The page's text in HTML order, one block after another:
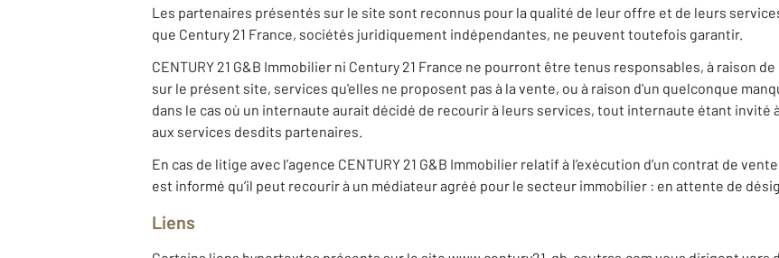
Les partenaires présentés sur le site sont reconnus pour la qualité de leur offre et de leurs
que Century 21 France, sociétés juridiquement indépendantes, ne peuvent toutefois garantir.
CENTURY 21 G&B Immobilier ni Century 21 France ne pourront être tenus responsables, à raison
sur le présent site, services qu'elles ne proposent pas à la vente, ou à raison d'un quelconque
dans le cas où un internaute aurait décidé de recourir à leurs services, tout internaute étant invité
aux services desdits partenaires.
En cas de litige avec l’agence CENTURY 21 G&B Immobilier relatif à l’exécution d’un contrat de
est informé qu’il peut recourir à un médiateur agréé pour le secteur immobilier : en attente de
Liens